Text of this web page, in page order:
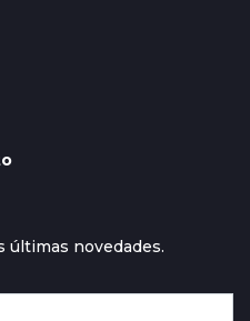
últimas novedades.